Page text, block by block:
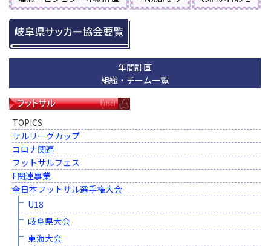
年間計画
組織・チーム一覧
TOPICS
サルリーグカップ
コロナ関連
フットサルフェス
F関連事業
全日本フットサル選手権大会
U18
岐阜県大会
東海大会